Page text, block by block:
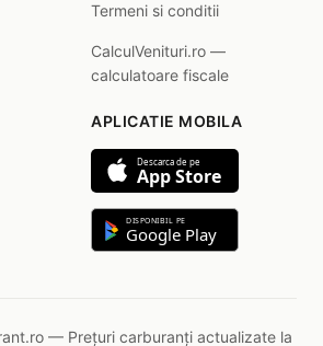
Termeni si conditii
CalculVenituri.ro —
calculatoare fiscale
APLICATIE MOBILA
Descarca de pe
App Store
DISPONIBIL PE
Google Play
— Prețuri carburanți actualizate la